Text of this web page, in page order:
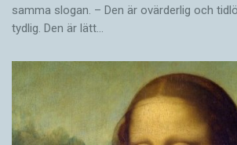
samma slogan. – Den är ovärderlig och
tydlig. Den är lätt…